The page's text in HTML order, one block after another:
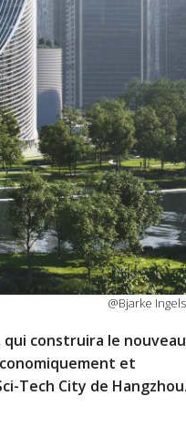
@Bjarke
qui construira le nouveau
et
Tech City de Hangzhou.